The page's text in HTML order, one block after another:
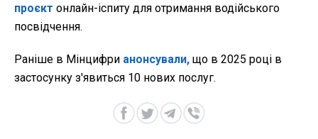
проєкт онлайн-іспиту для отримання водійського
посвідчення.
Раніше в Мінцифри анонсували, що в 2025 році в
застосунку з'явиться 10 нових послуг.